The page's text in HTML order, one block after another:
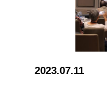
2023.07.11